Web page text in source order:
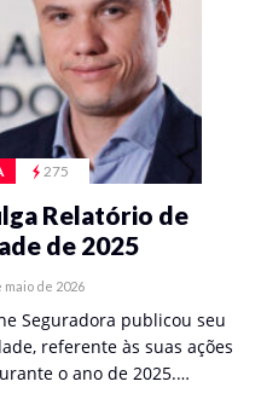
275
Relatório de
de 2025
maio de 2026
Seguradora publicou seu
referente às suas ações
o ano de 2025.…